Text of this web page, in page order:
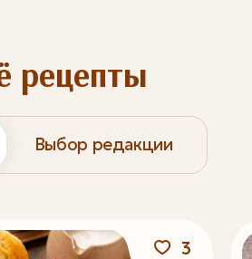
рецепты
Выбор редакции
3